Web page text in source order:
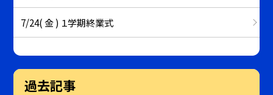
7/24( 金 ) １学期終業式
過去記事